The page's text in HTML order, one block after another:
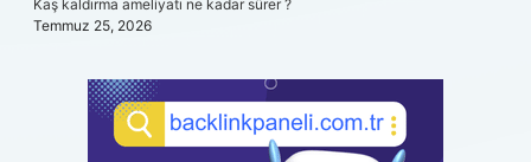
Kaş kaldırma ameliyatı ne kadar sürer ?
Temmuz 25, 2026